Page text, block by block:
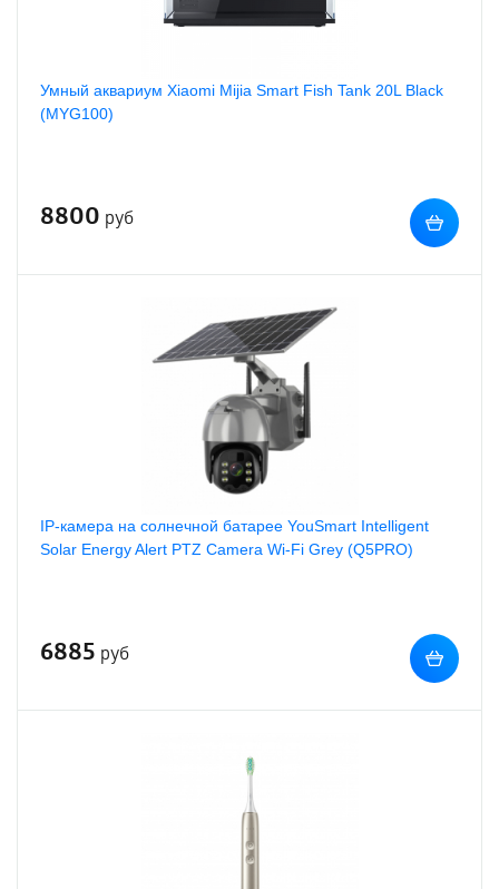
Умный аквариум Xiaomi Mijia Smart Fish Tank 20L Black
(MYG100)
8800 руб
IP-камера на солнечной батарее YouSmart Intelligent
Solar Energy Alert PTZ Camera Wi-Fi Grey (Q5PRO)
6885 руб